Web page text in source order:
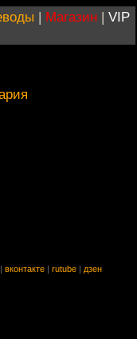
| Магазин | VIP
вконтакте rutube дзен